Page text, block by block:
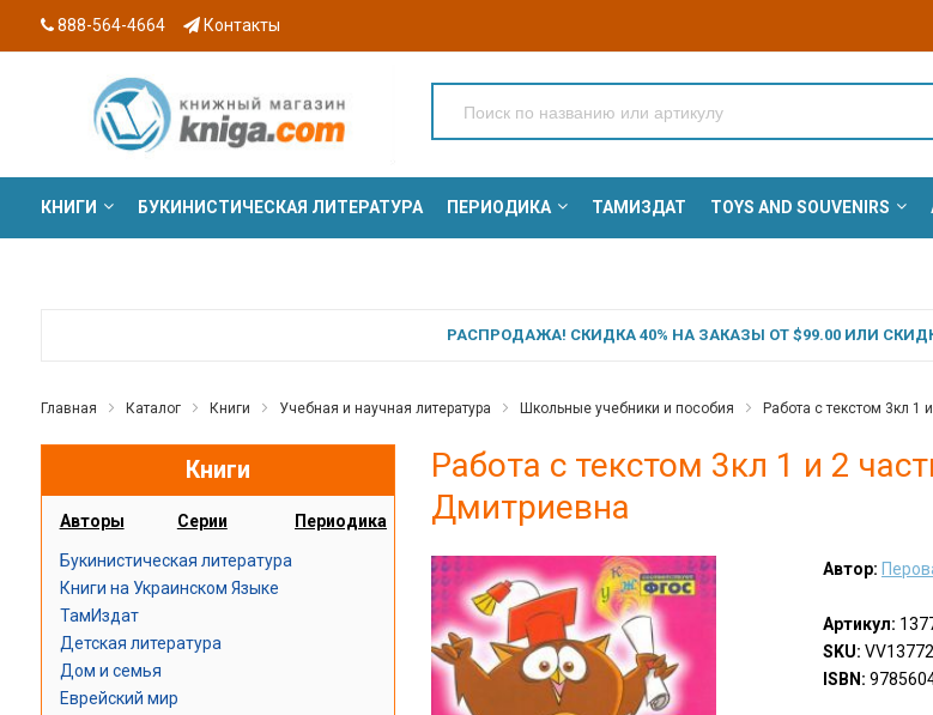
888-564-4664 Контакты
КНИГИ БУКИНИСТИЧЕСКАЯ ЛИТЕРАТУРА ПЕРИОДИКА ТАМИЗДАТ TOYS AND SOUVENIRS
РАСПРОДАЖА! СКИДКА 40% НА ЗАКАЗЫ ОТ $99.00 ИЛИ
Главная Каталог Книги Учебная и научная литература Школьные учебники и пособия Работа с текстом 3кл 1
Книги
Авторы Серии Периодика
Букинистическая литература
Книги на Украинском Языке
ТамИздат
Детская литература
Дом и семья
Еврейский мир
Работа с текстом 3кл 1 и 2
Дмитриевна
Автор:
Артикул:
SKU:
ISBN: